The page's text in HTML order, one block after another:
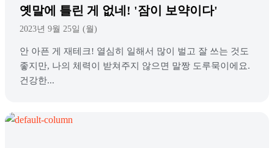
옛말에 틀린 게 없네! '잠이 보약이다'
2023년 9월 25일 (월)
안 아픈 게 재테크! 열심히 일해서 많이 벌고 잘 쓰는 것도
좋지만, 나의 체력이 받쳐주지 않으면 말짱 도루묵이에요.
건강한...